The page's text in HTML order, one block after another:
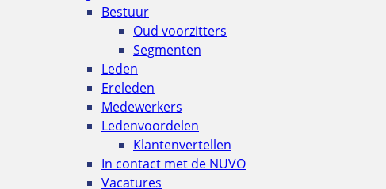
Bestuur
Oud voorzitters
Segmenten
Leden
Ereleden
Medewerkers
Ledenvoordelen
Klantenvertellen
In contact met de NUVO
Vacatures